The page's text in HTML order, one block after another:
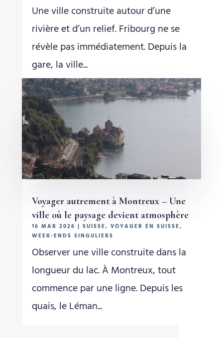
Une ville construite autour d’une
rivière et d’un relief. Fribourg ne se
révèle pas immédiatement. Depuis la
gare, la ville...
Voyager autrement à Montreux – Une
ville où le paysage devient atmosphère
16 MAR 2026 | SUISSE, VOYAGER EN SUISSE,
WEEK-ENDS SINGULIERS
Observer une ville construite dans la
longueur du lac. À Montreux, tout
commence par une ligne. Depuis les
quais, le Léman...